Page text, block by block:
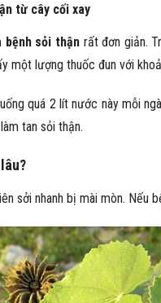
từ cây cối xay
bệnh sỏi thận rất đơn giản.
một lượng thuốc đun với
quá 2 lít nước này mỗi
tan sỏi thận.
sởi nhanh bị mài mòn. Nếu